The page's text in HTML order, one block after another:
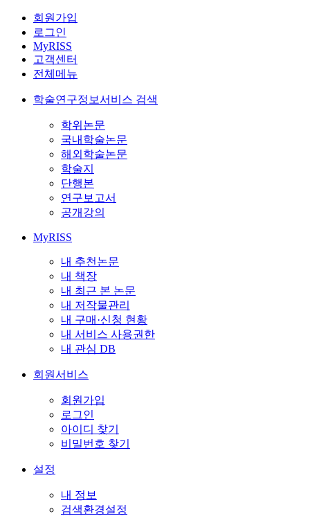
회원가입
로그인
MyRISS
고객센터
전체메뉴
학술연구정보서비스 검색
학위논문
국내학술논문
해외학술논문
학술지
단행본
연구보고서
공개강의
MyRISS
내 추천논문
내 책장
내 최근 본 논문
내 저작물관리
내 구매·신청 현황
내 서비스 사용권한
내 관심 DB
회원서비스
회원가입
로그인
아이디 찾기
비밀번호 찾기
설정
내 정보
검색환경설정